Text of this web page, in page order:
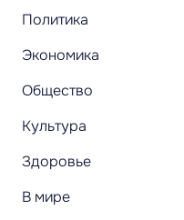
Политика
Экономика
Общество
Культура
Здоровье
В мире